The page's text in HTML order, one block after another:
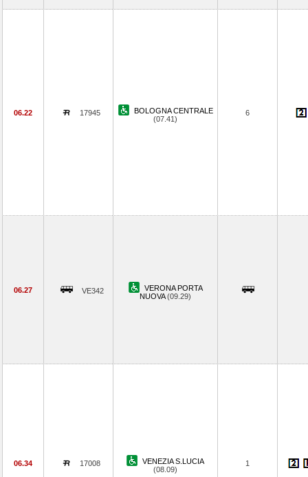
06.22 17945
BOLOGNA CENTRALE
(07.41)
6
06.27 VE342
VERONA PORTA
NUOVA(09.29)
06.34 17008
VENEZIA S.LUCIA
(08.09)
1